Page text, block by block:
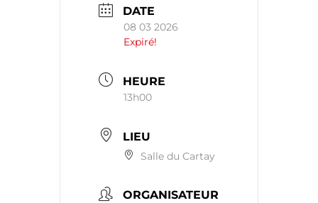
DATE
08 03 2026
Expiré!
HEURE
13h00
LIEU
Salle du Cartay
ORGANISATEUR